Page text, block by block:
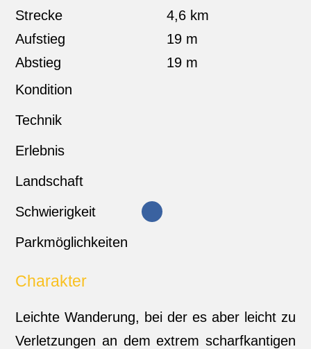
Strecke
4,6 km
Aufstieg
19 m
Abstieg
19 m
Kondition
Technik
Erlebnis
Landschaft
Schwierigkeit
Parkmöglichkeiten
Charakter
Leichte Wanderung, bei der es aber leicht zu
Verletzungen an dem extrem scharfkantigen